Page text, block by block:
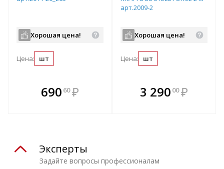
Хорошая цена!
Цена: шт
690 60 ₽
В комплекте
всегда выгоднее!
арт.2009-2
Хорошая цена!
Цена: шт
В комплекте
всегда выгоднее!
3 290 00 ₽
Задайте вопросы профессионалам
Эксперты